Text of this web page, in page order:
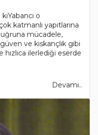
o
katmanlı yapıtlarına
mücadele,
ve kıskançlık gibi
hızlıca ilerlediği eserde
Devamı..